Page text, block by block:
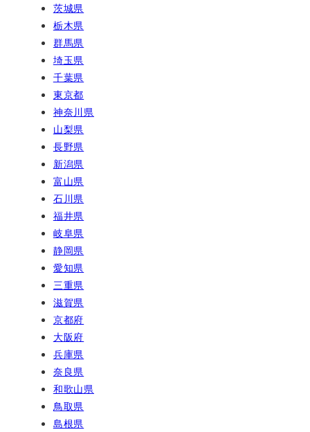
茨城県
栃木県
群馬県
埼玉県
千葉県
東京都
神奈川県
山梨県
長野県
新潟県
富山県
石川県
福井県
岐阜県
静岡県
愛知県
三重県
滋賀県
京都府
大阪府
兵庫県
奈良県
和歌山県
鳥取県
島根県